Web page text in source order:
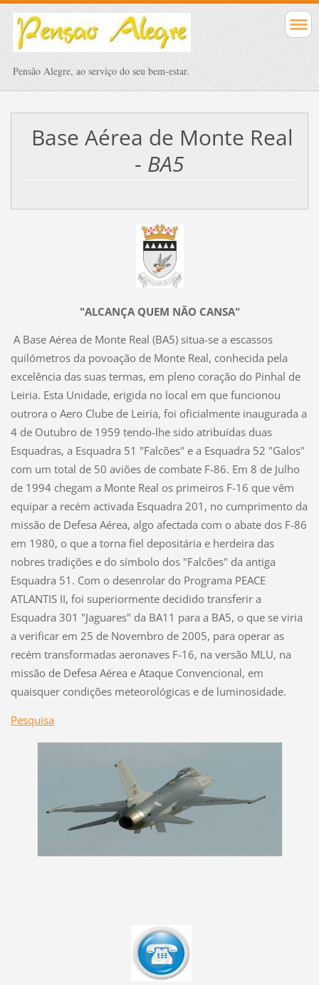
Pensão Alegre, ao serviço do seu bem-estar.
Base Aérea de Monte Real
- BA5
"ALCANÇA QUEM NÃO CANSA"
A Base Aérea de Monte Real (BA5) situa-se a escassos
quilómetros da povoação de Monte Real, conhecida pela
excelência das suas termas, em pleno coração do Pinhal de
Leiria. Esta Unidade, erigida no local em que funcionou
outrora o Aero Clube de Leiria, foi oficialmente inaugurada a
4 de Outubro de 1959 tendo-lhe sido atribuídas duas
Esquadras, a Esquadra 51 "Falcões" e a Esquadra 52 "Galos"
com um total de 50 aviões de combate F-86. Em 8 de Julho
de 1994 chegam a Monte Real os primeiros F-16 que vêm
equipar a recém activada Esquadra 201, no cumprimento da
missão de Defesa Aérea, algo afectada com o abate dos F-86
em 1980, o que a torna fiel depositária e herdeira das
nobres tradições e do símbolo dos "Falcões" da antiga
Esquadra 51. Com o desenrolar do Programa PEACE
ATLANTIS II, foi superiormente decidido transferir a
Esquadra 301 "Jaguares" da BA11 para a BA5, o que se viria
a verificar em 25 de Novembro de 2005, para operar as
recém transformadas aeronaves F-16, na versão MLU, na
missão de Defesa Aérea e Ataque Convencional, em
quaisquer condições meteorológicas e de luminosidade.
Pesquisa